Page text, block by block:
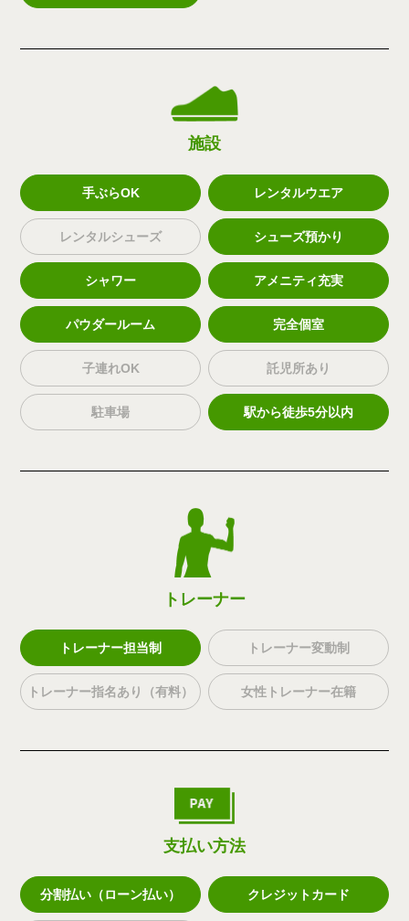
施設
手ぶらOK レンタルウエア
レンタルシューズ シューズ預かり
シャワー アメニティ充実
パウダールーム 完全個室
子連れOK 託児所あり
駐車場 駅から徒歩5分以内
トレーナー
トレーナー担当制 トレーナー変動制
トレーナー指名あり（有料） 女性トレーナー在籍
支払い方法
分割払い（ローン払い） クレジットカード